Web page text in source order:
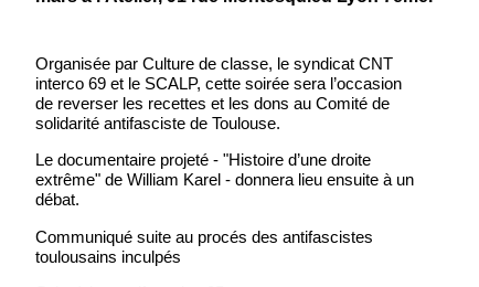
Organisée par Culture de classe, le syndicat CNT
interco 69 et le SCALP, cette soirée sera l’occasion
de reverser les recettes et les dons au Comité de
solidarité antifasciste de Toulouse.
Le documentaire projeté - "Histoire d’une droite
extrême" de William Karel - donnera lieu ensuite à un
débat.
Communiqué suite au procés des antifascistes
toulousains inculpés